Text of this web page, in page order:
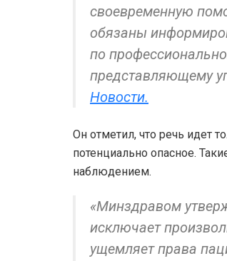
своевременную
обязаны
по
представляющему
Новости.
Он отметил, что речь идет
потенциально опасное.
наблюдением.
«Минздравом
исключает
ущемляет права